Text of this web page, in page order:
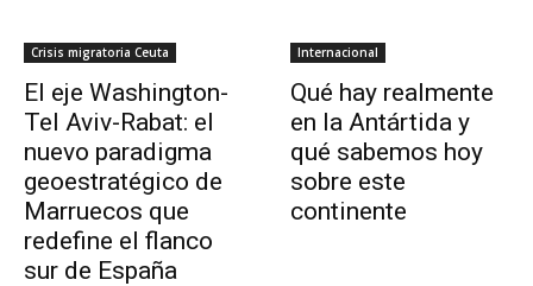
Crisis migratoria Ceuta
El eje Washington-
Tel Aviv-Rabat: el
nuevo paradigma
geoestratégico de
Marruecos que
redefine el flanco
sur de España
Internacional
Qué hay realmente
en la Antártida y
qué sabemos hoy
sobre este
continente